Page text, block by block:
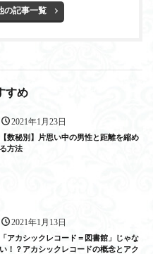
の記事一覧
すめ
2021年1月23日
【数秘別】片思い中の男性と距離を縮め
る方法
2021年1月13日
「アカシックレコード＝図書館」じゃな
い！？アカシックレコードの概念とアク